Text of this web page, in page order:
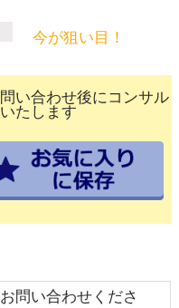
今が狙い目！
い合わせ後にコンサル
たします
問い合わせくださ